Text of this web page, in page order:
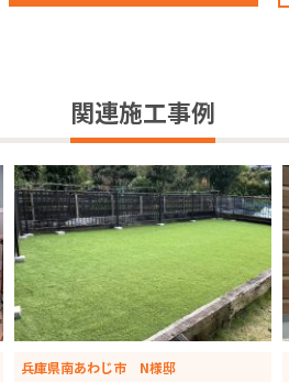
関連施工事例
兵庫県南あわじ市 N様邸